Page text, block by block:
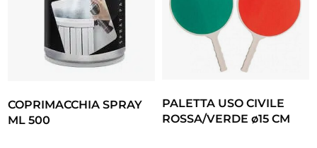
COPRIMACCHIA SPRAY
ML 500
PALETTA USO CIVILE
ROSSA/VERDE ø15 CM